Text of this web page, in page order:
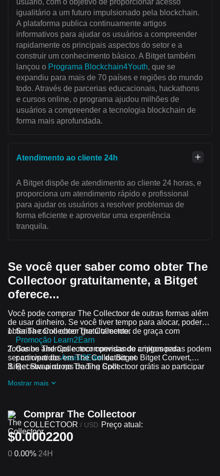
igualitário a um futuro impulsionado pela blockchain.
A plataforma publica continuamente artigos
informativos para ajudar os usuários a compreender
rapidamente os principais aspectos do setor e a
construir um conhecimento básico. A Bitget também
lançou o Programa Blockchain4Youth, que se
expandiu para mais de 70 países e regiões do mundo
todo. Através de parcerias educacionais, hackathons
e cursos online, o programa ajudou milhões de
usuários a compreender a tecnologia blockchain de
forma mais aprofundada.
Atendimento ao cliente 24h
A Bitget dispõe de atendimento ao cliente 24 horas, e
proporciona um atendimento rápido e profissional
para ajudar os usuários a resolver problemas de
forma eficiente e aproveitar uma experiência
tranquila.
Se você quer saber como obter The
Collectoor gratuitamente, a Bitget
oferece...
Você pode comprar The Collectoor de outras formas além
de usar dinheiro. Se você tiver tempo para alocar, poderá
obter The Collectoor gratuitamente.
Saiba como obter The Collectoor de graça com
Promoção Learn2Earn
Ganhe The Collectoor convidando amigos para
participar doAssist2Earn da Bitget
Receba airdrops de The Collectoor grátis ao participar
Todos os airdrops e recompensas de criptomoedas podem
ser convertidos em The Collectoor no Bitget Convert,
Bitget Swap ou no Trading Spot.
Mostrar mais
Comprar The Collectoor
COLLECTOOR / USD Preço atual:
$0.0002200
0 0.00% 24H